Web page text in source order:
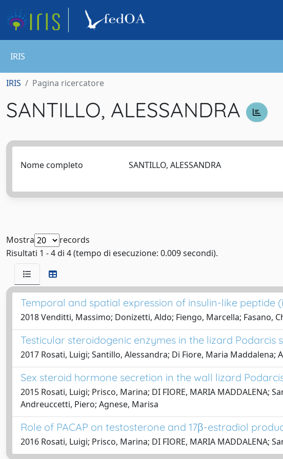
IRIS
IRIS Pagina ricercatore
SANTILLO, ALESSANDRA
Nome completo SANTILLO, ALESSANDRA
Mostra
records
Risultati 1 - 4 di 4 (tempo di esecuzione: 0.009 secondi).
Temporal and spatial expression of insulin-like
2018 Venditti, Massimo; Donizetti, Aldo; Fiengo, Marcella; Fasano,
Testicular steroidogenic enzymes in the lizard
2017 Rosati, Luigi; Santillo, Alessandra; Di Fiore, Maria Maddalena;
Sex steroid hormone secretion in the wall lizard
2015 Rosati, Luigi; Prisco, Marina; DI FIORE, MARIA MADDALENA;
Andreuccetti, Piero; Agnese, Marisa
Role of PACAP on testosterone and 17β-estradiol
2016 Rosati, Luigi; Prisco, Marina; DI FIORE, MARIA